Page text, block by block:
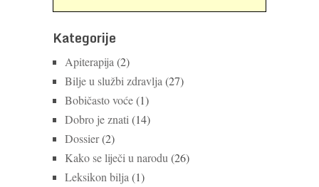
Kategorije
Apiterapija (2)
Bilje u službi zdravlja (27)
Bobičasto voće(1)
Dobro je znati (14)
Dossier(2)
Kako se liječi u narodu (26)
Leksikon bilja (1)